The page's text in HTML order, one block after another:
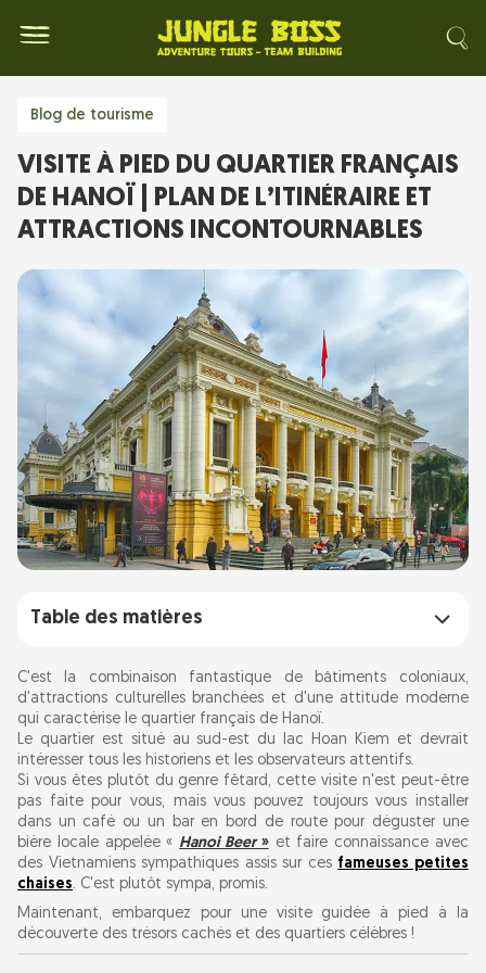
Blog de tourisme
VISITE À PIED DU QUARTIER FRANÇAIS
DE HANOÏ | PLAN DE L’ITINÉRAIRE ET
ATTRACTIONS INCONTOURNABLES
Table des matières
Commencez par le lac Hoan Kiem
Marchez jusqu'à l'Opéra de Hanoï
Explorez la rue Trang Tien
Visitez le Musée national d'histoire du Vietnam
Détendez-vous à l'hôtel Sofitel Legend
Metropole
C'est la combinaison fantastique de bâtiments coloniaux,
d'attractions culturelles branchées et d'une attitude moderne
qui caractérise le quartier français de Hanoï.
Le quartier est situé au sud-est du lac Hoan Kiem et devrait
intéresser tous les historiens et les observateurs attentifs.
Si vous êtes plutôt du genre fêtard, cette visite n'est peut-être
pas faite pour vous, mais vous pouvez toujours vous installer
dans un café ou un bar en bord de route pour déguster une
bière locale appelée « Hanoi Beer»et faire connaissance avec
des Vietnamiens sympathiques assis sur ces fameuses petites
chaises. C'est plutôt sympa, promis.
Maintenant, embarquez pour une visite guidée à pied à la
découverte des trésors cachés et des quartiers célèbres !